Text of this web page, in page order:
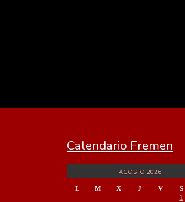
Calendario Fremen
AGOSTO 2026
L M X J V S
1